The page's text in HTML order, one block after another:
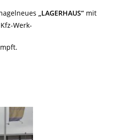
„LAGERHAUS“ mit
Werk-